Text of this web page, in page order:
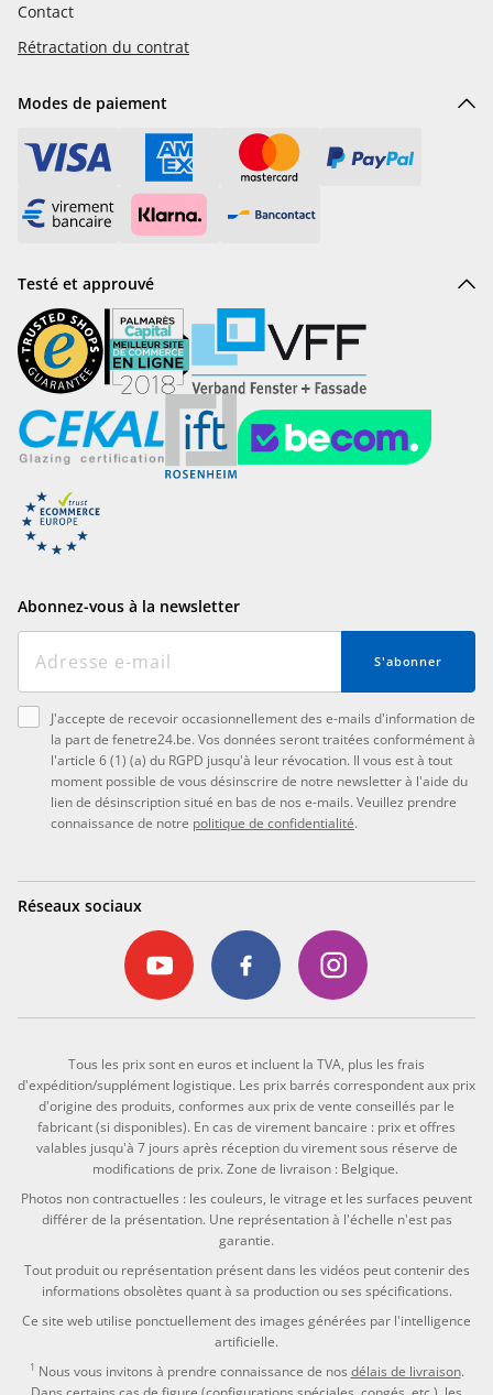
Contact
Rétractation du contrat
Modes de paiement
Testé et approuvé
Abonnez-vous à la newsletter
S'abonner
J'accepte de recevoir occasionnellement des e-mails d'information de
la part de fenetre24.be. Vos données seront traitées conformément à
l'article 6 (1) (a) du RGPD jusqu'à leur révocation. Il vous est à tout
moment possible de vous désinscrire de notre newsletter à l'aide du
lien de désinscription situé en bas de nos e-mails. Veuillez prendre
connaissance de notre politique de confidentialité.
Réseaux sociaux
Tous les prix sont en euros et incluent la TVA, plus les frais
d'expédition/supplément logistique. Les prix barrés correspondent aux prix
d'origine des produits, conformes aux prix de vente conseillés par le
fabricant (si disponibles). En cas de virement bancaire : prix et offres
valables jusqu'à 7 jours après réception du virement sous réserve de
modifications de prix. Zone de livraison : Belgique.
Photos non contractuelles : les couleurs, le vitrage et les surfaces peuvent
différer de la présentation. Une représentation à l'échelle n'est pas
garantie.
Tout produit ou représentation présent dans les vidéos peut contenir des
informations obsolètes quant à sa production ou ses spécifications.
Ce site web utilise ponctuellement des images générées par l'intelligence
artificielle.
1 Nous vous invitons à prendre connaissance de nos délais de livraison.